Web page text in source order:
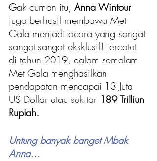
Gak cuman itu, Anna Wintour
juga berhasil membawa Met
Gala menjadi acara yang sangat-
sangat-sangat eksklusif! Tercatat
di tahun 2019, dalam semalam
Met Gala menghasilkan
pendapatan mencapai 13 Juta
US Dollar atau sekitar 189 Trilliun
Rupiah.
Untung banyak banget Mbak
Anna…